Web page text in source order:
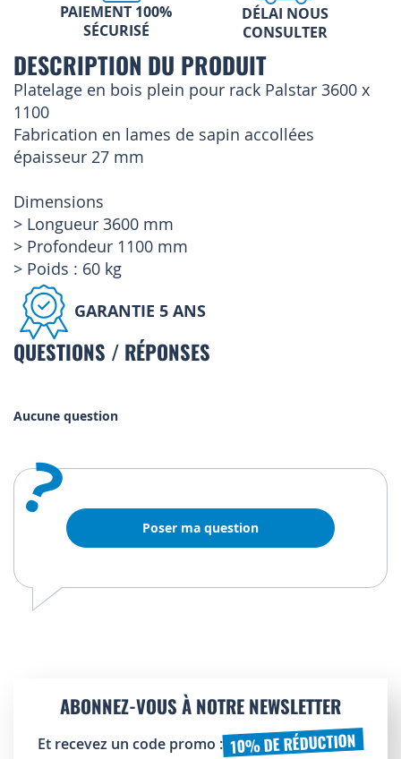
PAIEMENT 100%
SÉCURISÉ
DÉLAI NOUS
CONSULTER
DESCRIPTION DU PRODUIT
Platelage en bois plein pour rack Palstar 3600 x
1100
Fabrication en lames de sapin accollées
épaisseur 27 mm
Dimensions
> Longueur 3600 mm
> Profondeur 1100 mm
> Poids : 60 kg
GARANTIE 5 ANS
QUESTIONS / RÉPONSES
Aucune question
? Poser ma question
ABONNEZ-VOUS À NOTRE NEWSLETTER
Et recevez un code promo : 10% DE RÉDUCTION